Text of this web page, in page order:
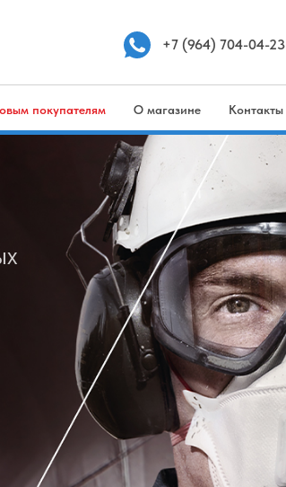
Контакты
О магазине
Доставка по всей РФ|Розница и опт
покупателям
+7 (964) 704-04-23